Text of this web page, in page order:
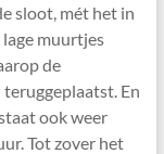
sloot, mét het in
muurtjes
de
En
ook weer
Tot zover het